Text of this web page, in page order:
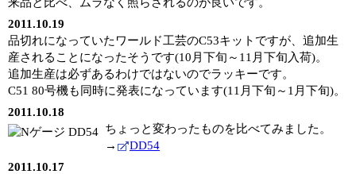
来品と比べ、ムラなく照らされるのが良いです。
2011.10.19
品切れになっていたワールド工芸のC53キットですが、追加生
産されることになったそうです(10月下旬～11月下旬入荷)。
追加生産は必ずあるわけではないのでラッキーです。
C51 80号機も同時に発表になっています(11月下旬～1月下旬)。
2011.10.18
ちょっと変わったものを比べてみました。
→
DD54
2011.10.17